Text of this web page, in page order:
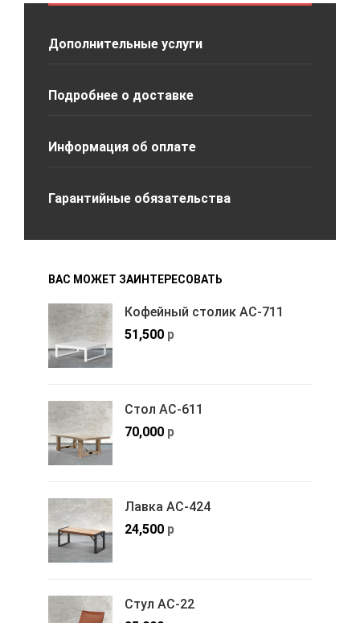
Дополнительные услуги
Подробнее о доставке
Информация об оплате
Гарантийные обязательства
ВАС МОЖЕТ ЗАИНТЕРЕСОВАТЬ
Кофейный столик АС-711
51,500 р
Стол АС-611
70,000 р
Лавка АС-424
24,500 р
Стул АС-22